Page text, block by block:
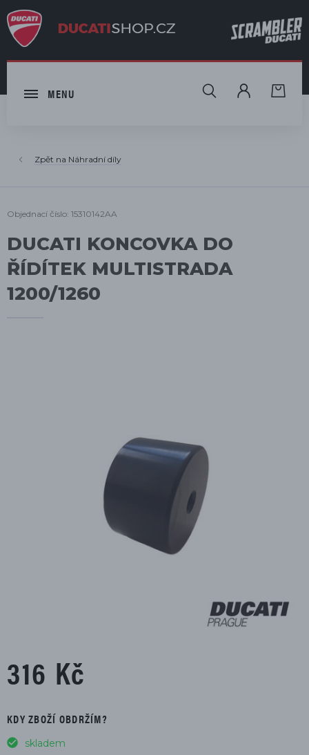
MENU HLEDAT
Náhradní díly
Objednací číslo: 15310142AA
DUCATI KONCOVKA DO
ŘÍDÍTEK MULTISTRADA
1200/1260
316 Kč
KDY ZBOŽÍ OBDRŽÍM?
skladem